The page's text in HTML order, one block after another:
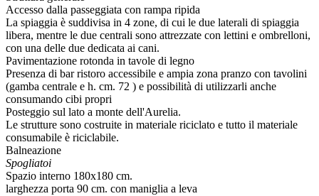
Accesso dalla passeggiata con rampa ripida
La spiaggia è suddivisa in 4 zone, di cui le due laterali di spiaggia
libera, mentre le due centrali sono attrezzate con lettini e ombrelloni,
con una delle due dedicata ai cani.
Pavimentazione rotonda in tavole di legno
Presenza di bar ristoro accessibile e ampia zona pranzo con tavolini
(gamba centrale e h. cm. 72 ) e possibilità di utilizzarli anche
consumando cibi propri
Posteggio sul lato a monte dell'Aurelia.
Le strutture sono costruite in materiale riciclato e tutto il materiale
consumabile è riciclabile.
Balneazione
Spogliatoi
Spazio interno 180x180 cm.
larghezza porta 90 cm. con maniglia a leva